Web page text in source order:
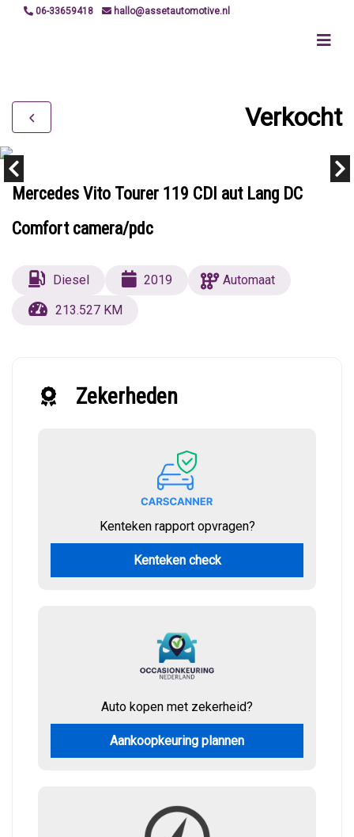
06-33659418 hallo@assetautomotive.nl
Verkocht
Mercedes Vito Tourer 119 CDI aut Lang DC
Comfort camera/pdc
Diesel 2019
Automaat
213.527 KM
Zekerheden
Kenteken rapport opvragen?
Kenteken check
Auto kopen met zekerheid?
Aankoopkeuring plannen